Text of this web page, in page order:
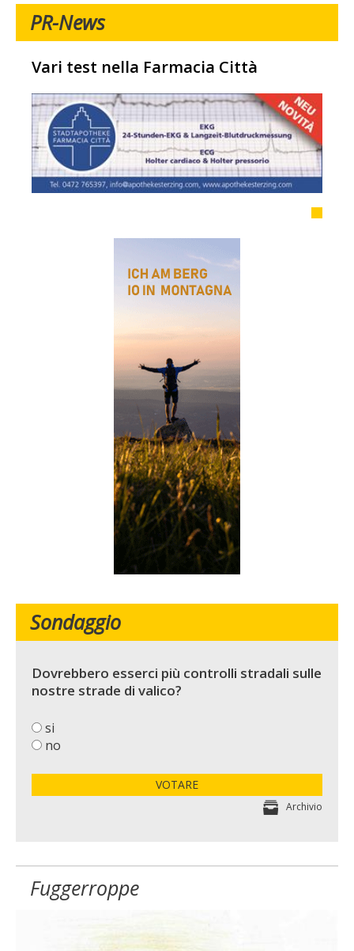
PR-News
Vari test nella Farmacia Città
Sondaggio
Dovrebbero esserci più controlli stradali sulle
nostre strade di valico?
si
no
VOTARE
Archivio
Fuggerroppe